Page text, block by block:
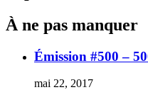
À ne pas manquer
Émission #500 –
mai 22, 2017